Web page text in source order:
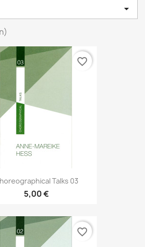

Talks 03
5,00 €
favorite_border
favorite_border